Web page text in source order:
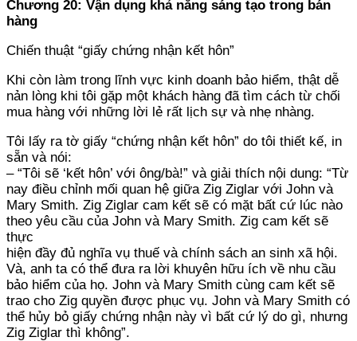
Chương 20: Vận dụng khả năng sáng tạo trong bán
hàng
Chiến thuật “giấy chứng nhận kết hôn”
Khi còn làm trong lĩnh vực kinh doanh bảo hiểm, thật dễ
nản lòng khi tôi gặp một khách hàng đã tìm cách từ chối
mua hàng với những lời lẻ rất lịch sự và nhẹ nhàng.
Tôi lấy ra tờ giấy “chứng nhận kết hôn” do tôi thiết kế, in
sẵn và nói:
– “Tôi sẽ ‘kết hôn’ với ông/bà!” và giải thích nội dung: “Từ
nay điều chỉnh mối quan hệ giữa Zig Ziglar với John và
Mary Smith. Zig Ziglar cam kết sẽ có mặt bất cứ lúc nào
theo yêu cầu của John và Mary Smith. Zig cam kết sẽ
thực
hiện đầy đủ nghĩa vụ thuế và chính sách an sinh xã hội.
Và, anh ta có thể đưa ra lời khuyên hữu ích về nhu cầu
bảo hiểm của họ. John và Mary Smith cùng cam kết sẽ
trao cho Zig quyền được phục vụ. John và Mary Smith có
thể hủy bỏ giấy chứng nhận này vì bất cứ lý do gì, nhưng
Zig Ziglar thì không”.